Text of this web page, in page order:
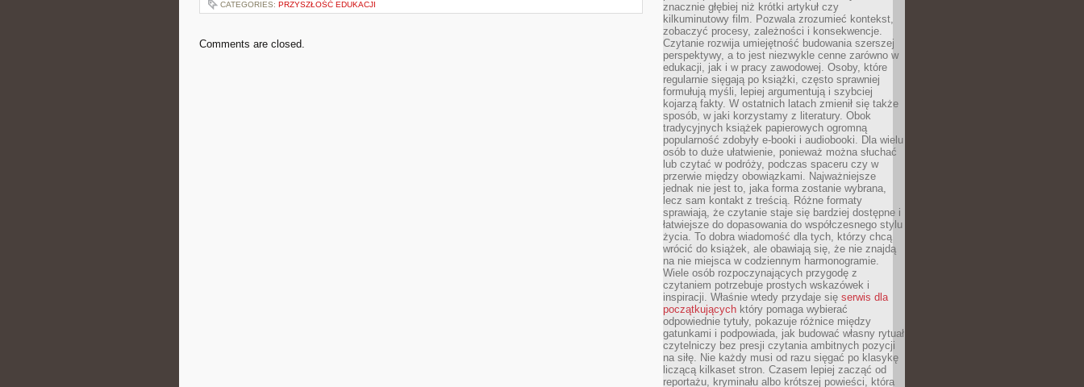
CATEGORIES: PRZYSZŁOŚĆ EDUKACJI
Comments are closed.
znacznie głębiej niż krótki artykuł czy
kilkuminutowy film. Pozwala zrozumieć kontekst,
zobaczyć procesy, zależności i konsekwencje.
Czytanie rozwija umiejętność budowania szerszej
perspektywy, a to jest niezwykle cenne zarówno w
edukacji, jak i w pracy zawodowej. Osoby, które
regularnie sięgają po książki, często sprawniej
formułują myśli, lepiej argumentują i szybciej
kojarzą fakty. W ostatnich latach zmienił się także
sposób, w jaki korzystamy z literatury. Obok
tradycyjnych książek papierowych ogromną
popularność zdobyły e-booki i audiobooki. Dla wielu
osób to duże ułatwienie, ponieważ można słuchać
lub czytać w podróży, podczas spaceru czy w
przerwie między obowiązkami. Najważniejsze
jednak nie jest to, jaka forma zostanie wybrana,
lecz sam kontakt z treścią. Różne formaty
sprawiają, że czytanie staje się bardziej dostępne i
łatwiejsze do dopasowania do współczesnego stylu
życia. To dobra wiadomość dla tych, którzy chcą
wrócić do książek, ale obawiają się, że nie znajdą
na nie miejsca w codziennym harmonogramie.
Wiele osób rozpoczynających przygodę z
czytaniem potrzebuje prostych wskazówek i
inspiracji. Właśnie wtedy przydaje się serwis dla
początkujących który pomaga wybierać
odpowiednie tytuły, pokazuje różnice między
gatunkami i podpowiada, jak budować własny rytuał
czytelniczy bez presji czytania ambitnych pozycji
na siłę. Nie każdy musi od razu sięgać po klasykę
liczącą kilkaset stron. Czasem lepiej zacząć od
reportażu, kryminału albo krótszej powieści, która